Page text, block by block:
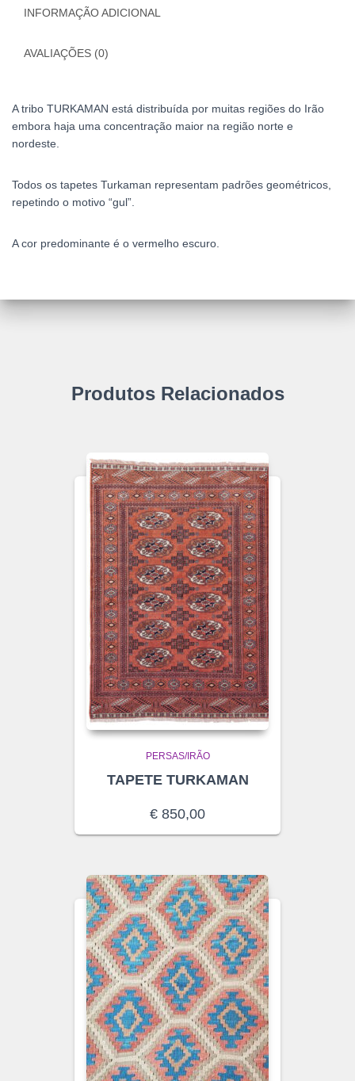
INFORMAÇÃO ADICIONAL
AVALIAÇÕES (0)
A tribo TURKAMAN está distribuída por muitas regiões do Irão
embora haja uma concentração maior na região norte e
nordeste.
Todos os tapetes Turkaman representam padrões geométricos,
repetindo o motivo “gul”.
A cor predominante é o vermelho escuro.
Produtos Relacionados
PERSAS/IRÃO
TAPETE TURKAMAN
€ 850,00